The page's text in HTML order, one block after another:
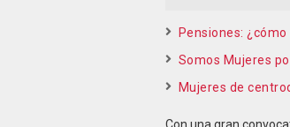
Pensiones:
Somos Mujeres
Mujeres de
Con una gran